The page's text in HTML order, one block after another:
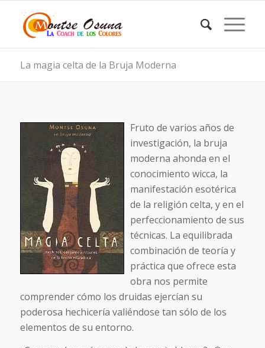
La magia celta de la Bruja Moderna
Fruto de varios años de
investigación, la bruja
moderna ahonda en el
conocimiento wicca, la
manifestación esotérica
de la religión celta, y en el
perfeccionamiento de sus
técnicas. La equilibrada
combinación de teoría y
práctica que ofrece esta
obra nos permite
comprender cómo los druidas ejercían su
poderosa hechicería valiéndose tan sólo de los
elementos de su entorno.